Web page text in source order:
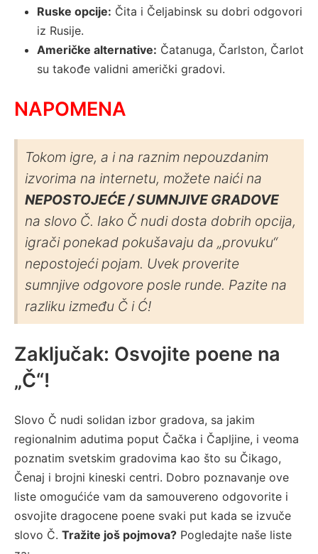
Ruske opcije: Čita i Čeljabinsk su dobri odgovori
iz Rusije.
Američke alternative: Čatanuga, Čarlston, Čarlot
su takođe validni američki gradovi.
NAPOMENA
Tokom igre, a i na raznim nepouzdanim
izvorima na internetu, možete naići na
NEPOSTOJEĆE / SUMNJIVE GRADOVE
na slovo Č. Iako Č nudi dosta dobrih opcija,
igrači ponekad pokušavaju da „provuku“
nepostojeći pojam. Uvek proverite
sumnjive odgovore posle runde. Pazite na
razliku između Č i Ć!
Zaključak: Osvojite poene na
„Č“!
Slovo Č nudi solidan izbor gradova, sa jakim
regionalnim adutima poput Čačka i Čapljine, i veoma
poznatim svetskim gradovima kao što su Čikago,
Čenaj i brojni kineski centri. Dobro poznavanje ove
liste omogućiće vam da samouvereno odgovorite i
osvojite dragocene poene svaki put kada se izvuče
slovo Č. Tražite još pojmova? Pogledajte naše liste